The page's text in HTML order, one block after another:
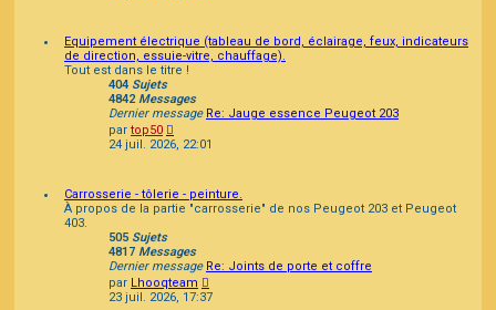
Equipement électrique (tableau de bord, éclairage, feux, indicateurs
de direction, essuie-vitre, chauffage).
Tout est dans le titre !
404 Sujets
4842Messages
Dernier message Re: Jauge essence Peugeot 203
par top50
le
dernier
24 juil. 2026, 22:01
Carrosserie - tôlerie - peinture.
À propos de la partie "carrosserie" de nos Peugeot 203 et Peugeot
403.
505 Sujets
4817 Messages
Dernier message Re: Joints de porte et coffre
par Lhooqteam
le
23 juil. 2026, 17:37